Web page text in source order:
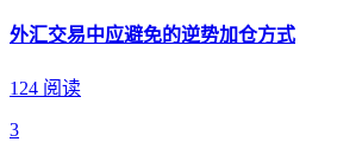
外汇交易中应避免的逆势加仓方式
124 阅读
3